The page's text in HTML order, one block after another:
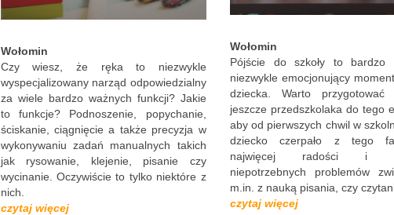
Wołomin
Czy wiesz, że ręka to niezwykle
wyspecjalizowany narząd odpowiedzialny
za wiele bardzo ważnych funkcji? Jakie
to funkcje? Podnoszenie, popychanie,
ściskanie, ciągnięcie a także precyzja w
wykonywaniu zadań manualnych takich
jak rysowanie, klejenie, pisanie czy
wycinanie. Oczywiście to tylko niektóre z
nich.
czytaj więcej
Wołomin
Pójście do szkoły to bardzo
niezwykle emocjonujący
dziecka. Warto przygotować
jeszcze przedszkolaka do tego
aby od pierwszych chwil w
dziecko czerpało z tego
najwięcej radości i
niepotrzebnych problemów
m.in. z nauką pisania, czy
czytaj więcej